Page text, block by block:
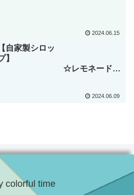
2024.06.15
【自家製シロッ
】
☆レモネードの
2024.06.09
colorful time